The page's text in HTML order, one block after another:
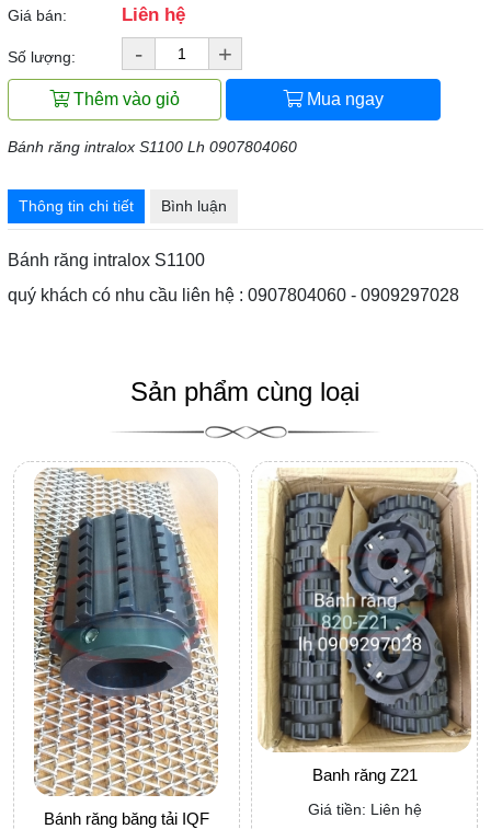
Giá bán:
Liên hệ
Số lượng: - +
Thêm vào giỏ Mua ngay
Bánh răng intralox S1100 Lh 0907804060
Thông tin chi tiết Bình luận
Bánh răng intralox S1100
quý khách có nhu cầu liên hệ : 0907804060 - 0909297028
Sản phẩm cùng loại
Bánh răng băng tải IQF
Banh răng Z21
Giá tiền: Liên hệ